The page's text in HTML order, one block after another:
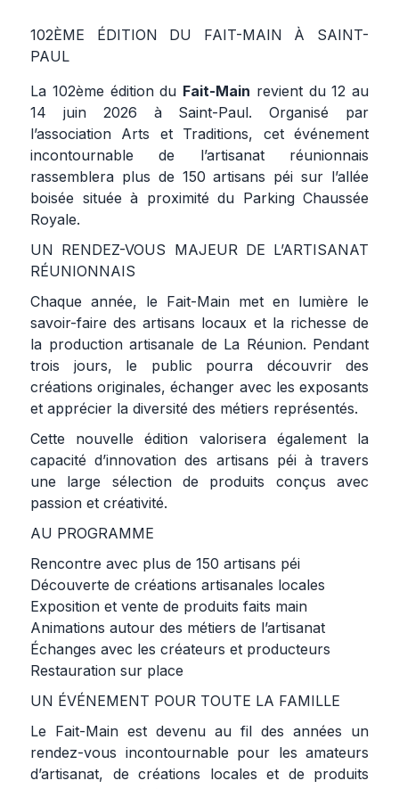
102ÈME ÉDITION DU FAIT-MAIN À SAINT-
PAUL
La 102ème édition du Fait-Main revient du 12 au
14 juin 2026 à Saint-Paul. Organisé par
l’association Arts et Traditions, cet événement
incontournable de l’artisanat réunionnais
rassemblera plus de 150 artisans péi sur l’allée
boisée située à proximité du Parking Chaussée
Royale.
UN RENDEZ-VOUS MAJEUR DE L’ARTISANAT
RÉUNIONNAIS
Chaque année, le Fait-Main met en lumière le
savoir-faire des artisans locaux et la richesse de
la production artisanale de La Réunion. Pendant
trois jours, le public pourra découvrir des
créations originales, échanger avec les exposants
et apprécier la diversité des métiers représentés.
Cette nouvelle édition valorisera également la
capacité d’innovation des artisans péi à travers
une large sélection de produits conçus avec
passion et créativité.
AU PROGRAMME
Rencontre avec plus de 150 artisans péi
Découverte de créations artisanales locales
Exposition et vente de produits faits main
Animations autour des métiers de l’artisanat
Échanges avec les créateurs et producteurs
Restauration sur place
UN ÉVÉNEMENT POUR TOUTE LA FAMILLE
Le Fait-Main est devenu au fil des années un
rendez-vous incontournable pour les amateurs
d’artisanat, de créations locales et de produits